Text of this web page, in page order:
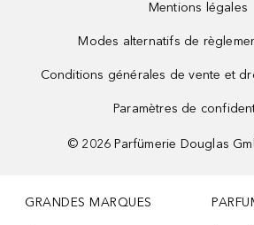
Mentions légales
Modes alternatifs de
Conditions générales de vente et
Paramètres de
© 2026 Parfümerie Douglas
GRANDES MARQUES